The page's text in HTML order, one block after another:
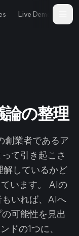
Live Demo
論の整理
創業者であるア
て引き起こさ
しているかど
います。 AIの
いれば、AIへ
可能性を見出
ドの1つに、